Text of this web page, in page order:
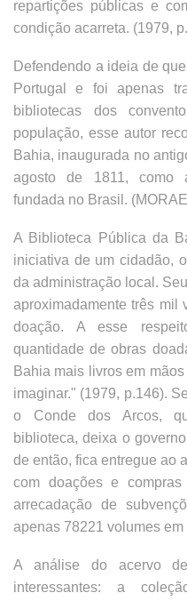
repartições públicas e
condição acarreta. (1979,
Defendendo a ideia de
Portugal e foi apenas
bibliotecas dos
população, esse autor
Bahia, inaugurada no
agosto de 1811, como
fundada no Brasil.
A Biblioteca Pública da
iniciativa de um cidadão,
da administração local.
aproximadamente três mil
doação. A esse
quantidade de obras
Bahia mais livros em
imaginar." (1979, p.146).
o Conde dos Arcos,
biblioteca, deixa o
de então, fica entregue ao
com doações e
arrecadação de
apenas 78221 volumes
A análise do acervo
interessantes: a